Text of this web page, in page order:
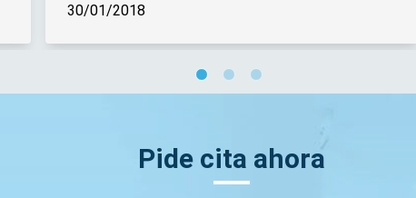
30/01/2018
Pide cita ahora